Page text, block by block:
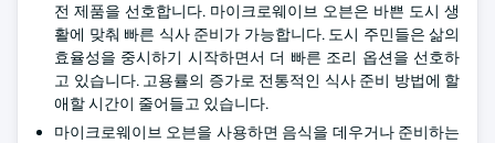
전 제품을 선호합니다. 마이크로웨이브 오븐은 바쁜 도시 생
활에 맞춰 빠른 식사 준비가 가능합니다. 도시 주민들은 삶의
효율성을 중시하기 시작하면서 더 빠른 조리 옵션을 선호하
고 있습니다. 고용률의 증가로 전통적인 식사 준비 방법에 할
애할 시간이 줄어들고 있습니다.
마이크로웨이브 오븐을 사용하면 음식을 데우거나 준비하는